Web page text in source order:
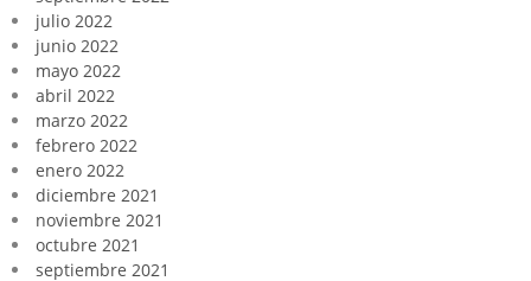
julio 2022
junio 2022
mayo 2022
abril 2022
marzo 2022
febrero 2022
enero 2022
diciembre 2021
noviembre 2021
octubre 2021
septiembre 2021